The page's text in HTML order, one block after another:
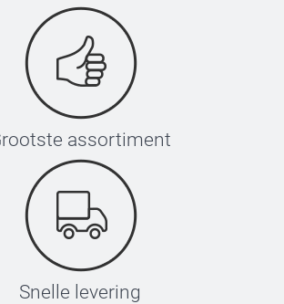
assortiment
Snelle levering